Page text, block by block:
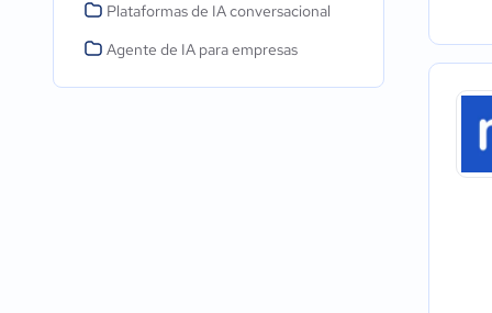
Plataformas de IA conversacional
Agente de IA para empresas